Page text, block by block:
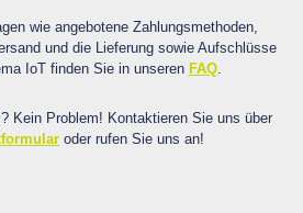
wie angebotene Zahlungsmethoden,
und die Lieferung sowie Aufschlüsse
IoT finden Sie in unseren FAQ.
Kein Problem! Kontaktieren Sie uns über
oder rufen Sie uns an!